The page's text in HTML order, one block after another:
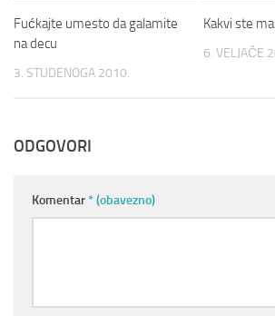
Fućkajte umesto da galamite
na decu
3. STUDENOGA 2010.
Kakvi ste
6. VELJAČE
ODGOVORI
Komentar* (obavezno)